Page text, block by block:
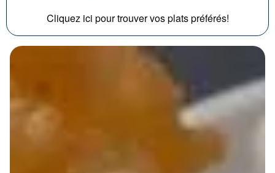
Cliquez ici pour trouver vos plats préférés!